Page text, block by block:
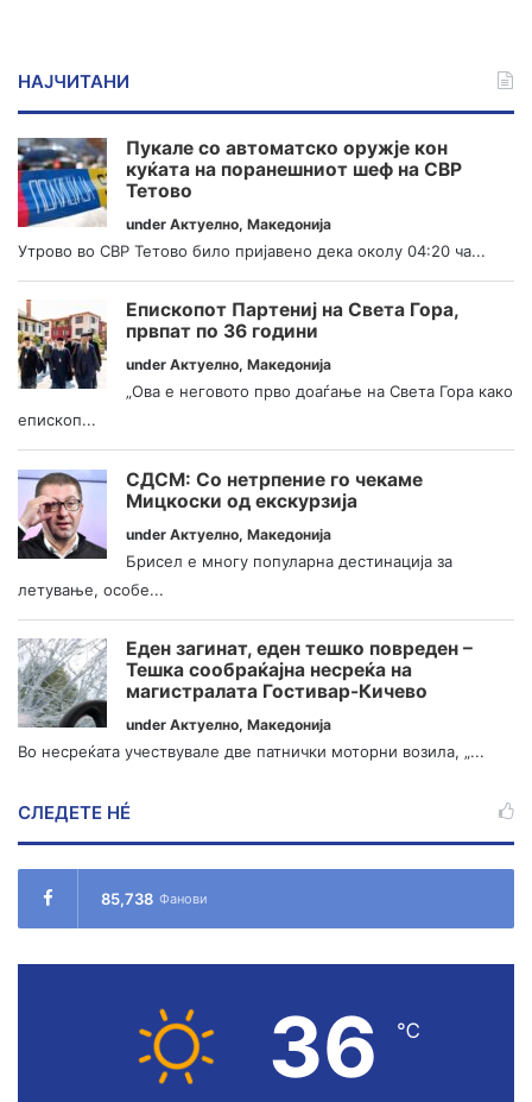
НАЈЧИТАНИ
Пукале со автоматско оружје кон
куќата на поранешниот шеф на СВР
Тетово
under Актуелно, Македонија
Утрово во СВР Тетово било пријавено дека околу 04:20 ча...
Епископот Партениј на Света Гора,
првпат по 36 години
under Актуелно, Македонија
„Ова е неговото прво доаѓање на Света Гора како
епископ...
СДСМ: Со нетрпение го чекаме
Мицкоски од екскурзија
under Актуелно, Македонија
Брисел е многу популарна дестинација за
летување, особе...
Еден загинат, еден тешко повреден –
Тешка сообраќајна несреќа на
магистралата Гостивар-Кичево
under Актуелно, Македонија
Во несреќата учествувале две патнички моторни возила, „...
СЛЕДЕТЕ НÉ
85,738 Фанови
36 ℃